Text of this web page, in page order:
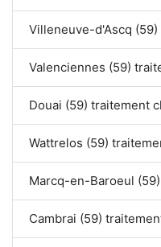
Villeneuve-d'Ascq
Valenciennes (59)
Douai (59) traitement
Wattrelos (59)
Marcq-en-Baroeul
Cambrai (59)